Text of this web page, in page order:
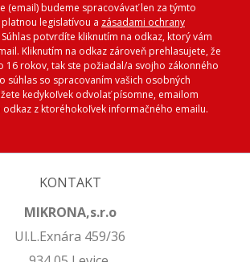
(email) budeme spracovávať len za týmto
legislatívou a zásadami ochrany
Súhlas potvrdíte kliknutím na odkaz, ktorý vám
Kliknutím na odkaz zároveň prehlasujete, že
16 rokov, tak ste požiadal/a svojho zákonného
súhlas so spracovaním vašich osobných
kedykoľvek odvolať písomne, emailom
odkaz z ktoréhokoľvek informačného emailu.
KONTAKT
MIKRONA,s.r.o
Ul.L.Exnára 459/36